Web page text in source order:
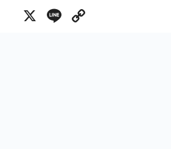
ね
X Line